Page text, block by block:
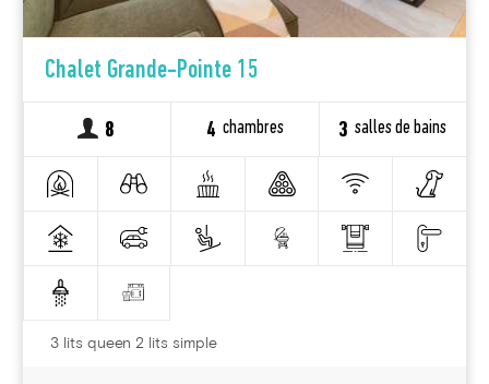
Chalet Grande-Pointe 15
8 4 chambres 3 salles de bains
3 lits queen 2 lits simple